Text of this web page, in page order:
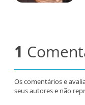
1
Os comentários e
seus autores e não